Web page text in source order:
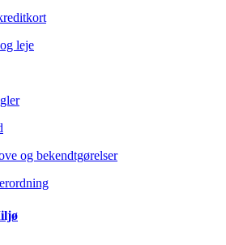
leje
og bekendtgørelser